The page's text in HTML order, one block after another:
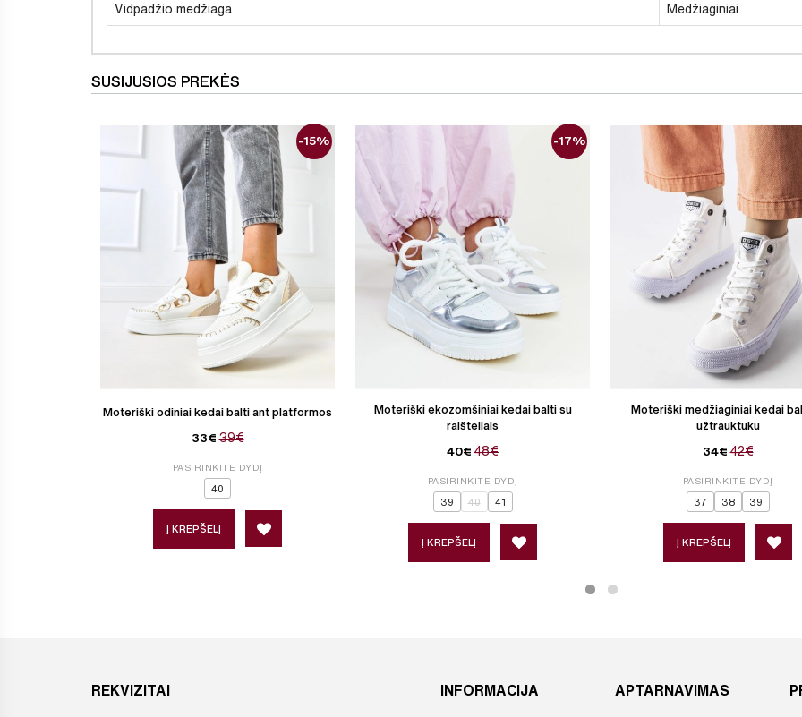
Vidpadžio medžiaga Medžiaginiai
SUSIJUSIOS PREKĖS
Moteriški odiniai kedai balti ant platformos
33€ 39€
-15%
PASIRINKITE DYDĮ
40
Į KREPŠELĮ
Moteriški ekozomšiniai kedai balti su
raišteliais
40€ 48€
-17%
PASIRINKITE DYDĮ
39 40 41
Į KREPŠELĮ
Moteriški medžiaginiai kedai
užtrauktuku
34€ 42€
PASIRINKITE DYDĮ
37 38 39
Į KREPŠELĮ
REKVIZITAI INFORMACIJA APTARNAVIMAS